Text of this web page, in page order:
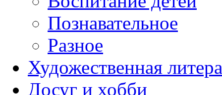
Познавательное
Разное
Художественная
Досуг и хобби